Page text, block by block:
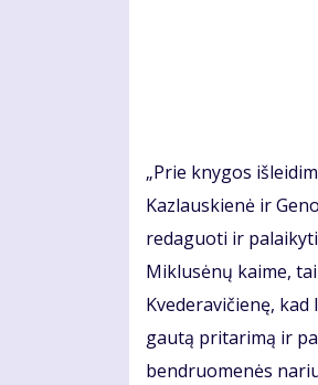
„Prie knygos
Kazlauskienė ir
redaguoti ir
Miklusėnų kaime,
Kvederavičienę,
gautą pritarimą ir
bendruomenės